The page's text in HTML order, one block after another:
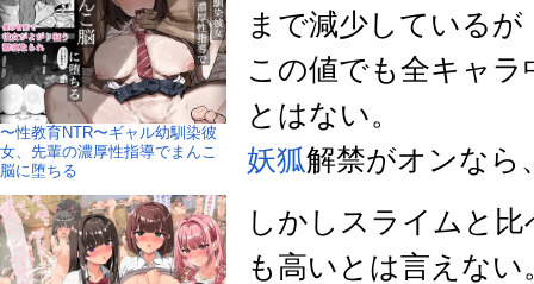
まで減少しているが
この値でも全キャラ
とはない。
妖狐解禁がオンなら
しかしスライムと
も高いとは言えない
〜性教育NTR〜ギャル幼馴染彼
女、先輩の濃厚性指導でまんこ
脳に堕ちる